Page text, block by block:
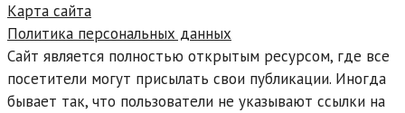
Карта сайта
Политика персональных данных
Сайт является полностью открытым ресурсом, где все
посетители могут присылать свои публикации. Иногда
бывает так, что пользователи не указывают ссылки на